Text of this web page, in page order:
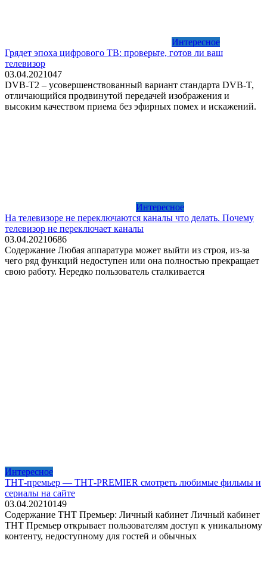
Интересное
Грядет эпоха цифрового ТВ: проверьте, готов ли ваш
телевизор
03.04.2021047
DVB-T2 – усовершенствованный вариант стандарта DVB-T,
отличающийся продвинутой передачей изображения и
высоким качеством приема без эфирных помех и искажений.
Интересное
На телевизоре не переключаются каналы что делать. Почему
телевизор не переключает каналы
03.04.20210686
Содержание Любая аппаратура может выйти из строя, из-за
чего ряд функций недоступен или она полностью прекращает
свою работу. Нередко пользователь сталкивается
Интересное
ТНТ-премьер — ТНТ-PREMIER смотреть любимые фильмы и
сериалы на сайте
03.04.20210149
Содержание ТНТ Премьер: Личный кабинет Личный кабинет
ТНТ Премьер открывает пользователям доступ к уникальному
контенту, недоступному для гостей и обычных